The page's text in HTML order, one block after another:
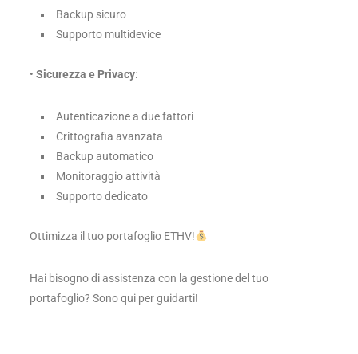
Backup sicuro
Supporto multidevice
• Sicurezza e Privacy:
Autenticazione a due fattori
Crittografia avanzata
Backup automatico
Monitoraggio attività
Supporto dedicato
Ottimizza il tuo portafoglio ETHV!
Hai bisogno di assistenza con la gestione del tuo
portafoglio? Sono qui per guidarti!